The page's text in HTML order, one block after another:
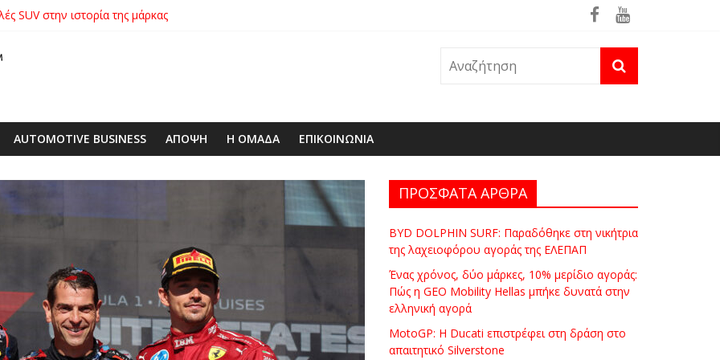
SUV στην ιστορία της μάρκας
Πώς η GEO Mobility Hellas μπήκε δυνατά στην ελληνική αγορά
απαιτητικό Silverstone
με δεξαμενή 600 λίτρων στην ΕΠΟΜΕΑ Βιλίων – το όχημα βρέθηκε ήδη στη φωτιά του Πόρτο Γερμενό
AUTOMOTIVE BUSINESS ΑΠΟΨΗ Η ΟΜΑΔΑ ΕΠΙΚΟΙΝΩΝΙΑ
ΠΡΟΣΦΑΤΑ ΑΡΘΡΑ
BYD DOLPHIN SURF: Παραδόθηκε στη νικήτρια
της λαχειοφόρου αγοράς της ΕΛΕΠΑΠ
Ένας χρόνος, δύο μάρκες, 10% μερίδιο αγοράς:
Πώς η GEO Mobility Hellas μπήκε δυνατά στην
ελληνική αγορά
MotoGP: Η Ducati επιστρέφει στη δράση στο
απαιτητικό Silverstone